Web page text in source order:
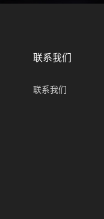
联系我们
联系我们